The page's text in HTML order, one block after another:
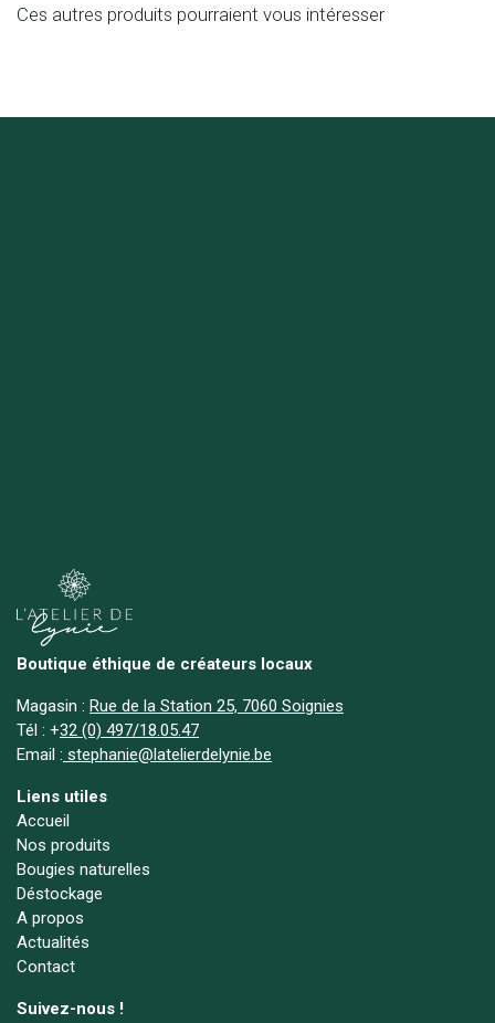
Ces autres produits pourraient vous intéresser
Boutique éthique de créateurs locaux
Magasin : Rue de la Station 25, 7060 Soignies
Tél : +32 (0) 497/18.05.47
Email : stephanie@latelierdelynie.be
Liens utiles
Accueil
Nos produits
Bougies naturelles
Déstockage
A propos
Actualités
Contact
Suivez-nous !